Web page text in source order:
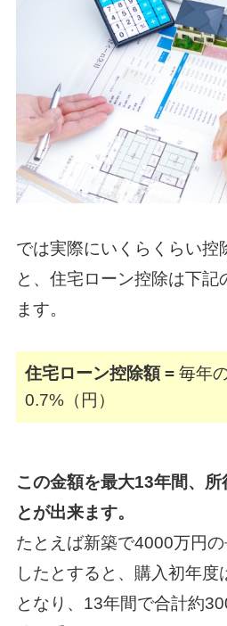
では実際にいくらくらい控
と、住宅ローン控除は下記
ます。
住宅ローン控除額 = 毎年
0.7%（円）
この金額を最大13年間、
とが出来ます。
たとえば新築で4000万円
したとすると、 購入初年度
となり、13年間で合計約